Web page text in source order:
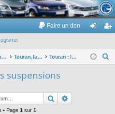
du Volkswagen Touran
Faire un don
ne nr
Le touran dans ses versions I (V1 V2 V3) et II ... Touran, la mécanique : moteurs, boites, transmissions, freins, direction, roues Touran : les roues et les suspensions
suspensions
Rechercher
• Page 1 sur 1